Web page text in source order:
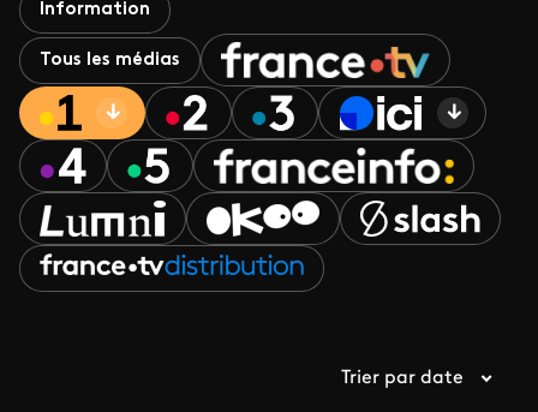
Information
Tous les médias
Trier par date